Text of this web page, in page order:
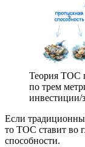
Теория ТОС
по трем
инвестиции/
Если
то ТОС ставит во
способности.